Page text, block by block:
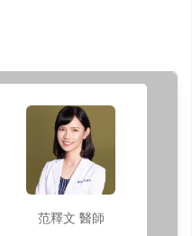
范釋文 醫師